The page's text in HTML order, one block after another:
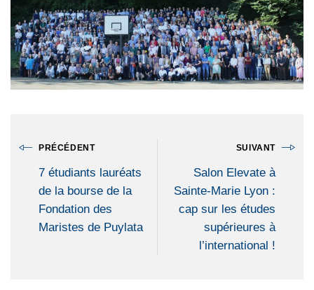
PRÉCÉDENT
7 étudiants lauréats
de la bourse de la
Fondation des
Maristes de Puylata
SUIVANT
Salon Elevate à
Sainte-Marie Lyon :
cap sur les études
supérieures à
l’international !